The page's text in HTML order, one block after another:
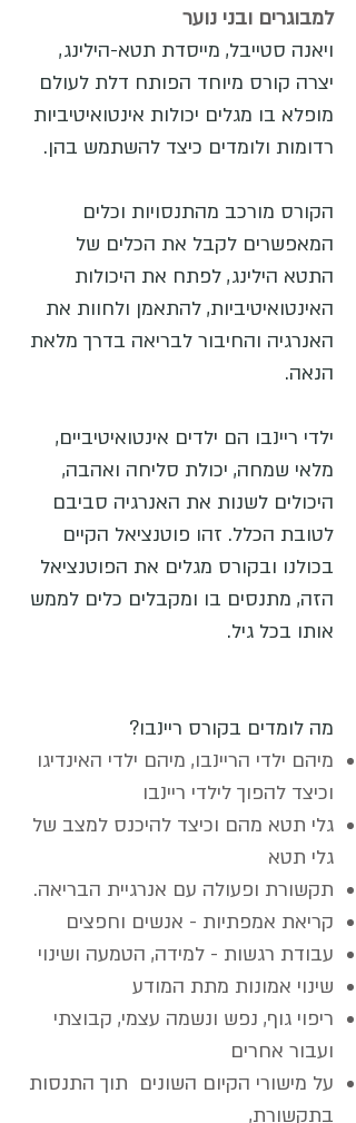
למבוגרים ובני נוער
ויאנה סטייבל, מייסדת תטא-הילינג,
יצרה קורס מיוחד הפותח דלת לעולם
מופלא בו מגלים יכולות אינטואיטיביות
רדומות ולומדים כיצד להשתמש בהן.
הקורס מורכב מהתנסויות וכלים
המאפשרים לקבל את הכלים של
התטא הילינג, לפתח את היכולות
האינטואיטיביות, להתאמן ולחוות את
האנרגיה והחיבור לבריאה בדרך מלאת
הנאה.
ילדי ריינבו הם ילדים אינטואיטיביים,
מלאי שמחה, יכולת סליחה ואהבה,
היכולים לשנות את האנרגיה סביבם
לטובת הכלל. זהו פוטנציאל הקיים
בכולנו ובקורס מגלים את הפוטנציאל
הזה, מתנסים בו ומקבלים כלים לממש
אותו בכל גיל.
מה לומדים בקורס ריינבו?
מיהם ילדי הריינבו, מיהם ילדי האינדיגו
וכיצד להפוך לילדי ריינבו
גלי תטא מהם וכיצד להיכנס למצב של
גלי תטא
תקשורת ופעולה עם אנרגיית הבריאה.
קריאת אמפתיות - אנשים וחפצים
עבודת רגשות - למידה, הטמעה ושינוי
שינוי אמונות מתת המודע
ריפוי גוף, נפש ונשמה עצמי, קבוצתי
ועבור אחרים
על מישורי הקיום השונים תוך התנסות
בתקשורת,